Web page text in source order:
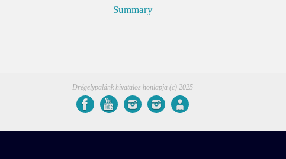
Summary
Drégelypalánk hivatalos honlapja (c) 2025